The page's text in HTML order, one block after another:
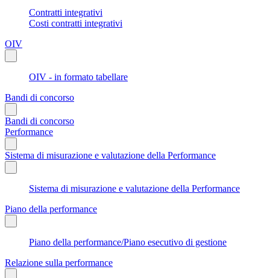
Contratti integrativi
Costi contratti integrativi
OIV
OIV - in formato tabellare
Bandi di concorso
Bandi di concorso
Performance
Sistema di misurazione e valutazione della Performance
Sistema di misurazione e valutazione della Performance
Piano della performance
Piano della performance/Piano esecutivo di gestione
Relazione sulla performance